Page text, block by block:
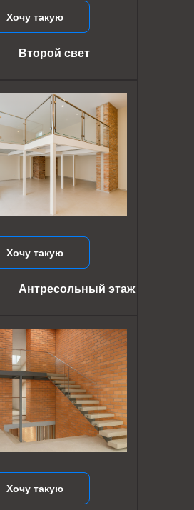
Хочу такую
Хочу такую
Антресольный этаж
Хочу такую
Второй свет